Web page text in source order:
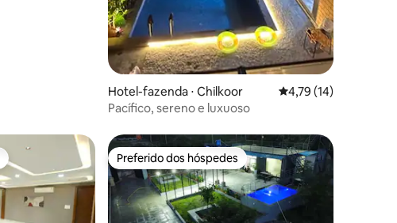
Hotel-fazenda ⋅ Chilkoor 4,79 de uma
4,79 (14)
Pacífico, sereno e luxuoso
Preferido dos hóspedes
Preferido dos hóspedes